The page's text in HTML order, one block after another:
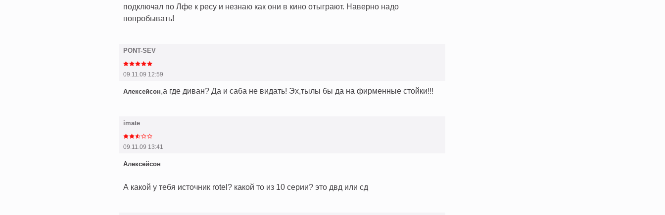
подключал по Лфе к ресу и незнаю как они в кино отыграют. Наверно надо
попробывать!
PONT-SEV
09.11.09 12:59
Алексейсон,а где диван? Да и саба не видать! Эх,тылы бы да на фирменные стойки!!!
imate
09.11.09 13:41
Алексейсон
А какой у тебя источник rotel? какой то из 10 серии? это двд или сд